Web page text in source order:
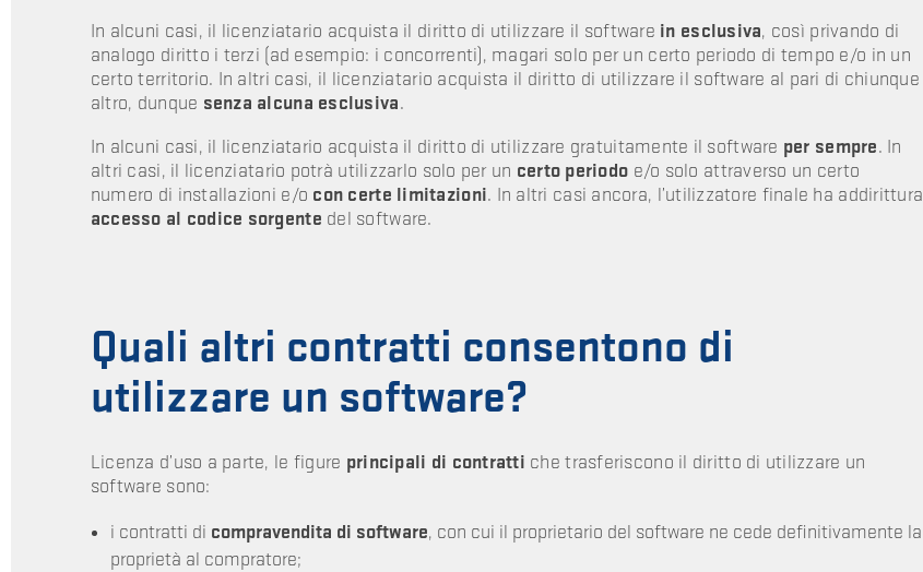
In alcuni casi, il licenziatario acquista il diritto di utilizzare il software in esclusiva, così privando di
analogo diritto i terzi (ad esempio: i concorrenti), magari solo per un certo periodo di tempo e/o in un
certo territorio. In altri casi, il licenziatario acquista il diritto di utilizzare il software al pari di chiunque
altro, dunque senza alcuna esclusiva.
In alcuni casi, il licenziatario acquista il diritto di utilizzare gratuitamente il software per sempre. In
altri casi, il licenziatario potrà utilizzarlo solo per un certo periodo e/o solo attraverso un certo
numero di installazioni e/o con certe limitazioni. In altri casi ancora, l’utilizzatore finale ha addirittura
accesso al codice sorgente del software.
Quali altri contratti consentono di
utilizzare un software?
Licenza d’uso a parte, le figure principali di contratti che trasferiscono il diritto di utilizzare un
software sono:
i contratti di compravendita di software, con cui il proprietario del software ne cede definitivamente la
proprietà al compratore;